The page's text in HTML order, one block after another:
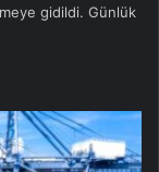
gidildi. Günlük